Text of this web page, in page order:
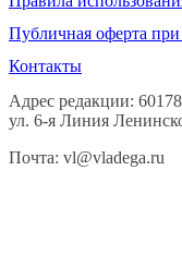
Публичная оферта
Контакты
Адрес редакции:
ул. 6-я Линия
Почта: vl@vladega.ru